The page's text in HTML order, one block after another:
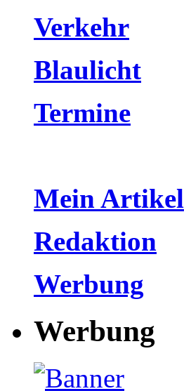
Verkehr
Blaulicht
Termine
Mein Artikel
Redaktion
Werbung
Werbung